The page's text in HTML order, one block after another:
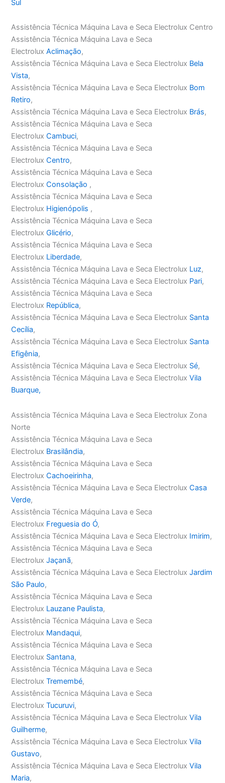
Sul
Assistência Técnica Máquina Lava e Seca Electrolux Centro
Assistência Técnica Máquina Lava e Seca
ElectroluxAclimação,
Assistência Técnica Máquina Lava e Seca Electrolux Bela
Vista,
Assistência Técnica Máquina Lava e Seca Electrolux Bom
Retiro,
Assistência Técnica Máquina Lava e Seca Electrolux Brás,
Assistência Técnica Máquina Lava e Seca
ElectroluxCambuci,
Assistência Técnica Máquina Lava e Seca
ElectroluxCentro,
Assistência Técnica Máquina Lava e Seca
ElectroluxConsolação ,
Assistência Técnica Máquina Lava e Seca
Electrolux Higienópolis ,
Assistência Técnica Máquina Lava e Seca
ElectroluxGlicério,
Assistência Técnica Máquina Lava e Seca
Electrolux Liberdade,
Assistência Técnica Máquina Lava e Seca Electrolux Luz,
Assistência Técnica Máquina Lava e Seca Electrolux Pari,
Assistência Técnica Máquina Lava e Seca
Electrolux República,
Assistência Técnica Máquina Lava e Seca Electrolux Santa
Cecília,
Assistência Técnica Máquina Lava e Seca Electrolux Santa
Efigênia,
Assistência Técnica Máquina Lava e Seca Electrolux Sé,
Assistência Técnica Máquina Lava e Seca ElectroluxVila
Buarque,
Assistência Técnica Máquina Lava e Seca Electrolux Zona
Norte
Assistência Técnica Máquina Lava e Seca
Electrolux Brasilândia,
Assistência Técnica Máquina Lava e Seca
ElectroluxCachoeirinha,
Assistência Técnica Máquina Lava e Seca ElectroluxCasa
Verde,
Assistência Técnica Máquina Lava e Seca
Electrolux Freguesia do Ó,
Assistência Técnica Máquina Lava e Seca Electrolux Imirim,
Assistência Técnica Máquina Lava e Seca
ElectroluxJaçanã,
Assistência Técnica Máquina Lava e Seca ElectroluxJardim
São Paulo,
Assistência Técnica Máquina Lava e Seca
Electrolux Lauzane Paulista,
Assistência Técnica Máquina Lava e Seca
Electrolux Mandaqui,
Assistência Técnica Máquina Lava e Seca
Electrolux Santana,
Assistência Técnica Máquina Lava e Seca
ElectroluxTremembé,
Assistência Técnica Máquina Lava e Seca
ElectroluxTucuruvi,
Assistência Técnica Máquina Lava e Seca ElectroluxVila
Guilherme,
Assistência Técnica Máquina Lava e Seca ElectroluxVila
Gustavo,
Assistência Técnica Máquina Lava e Seca ElectroluxVila
Maria,